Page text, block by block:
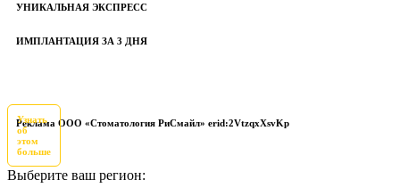
УНИКАЛЬНАЯ ЭКСПРЕСС
ИМПЛАНТАЦИЯ ЗА 3 ДНЯ
Реклама ООО «Стоматология РиСмайл» erid:2VtzqxXsvKp
Узнать
об
этом
больше
Выберите ваш регион: